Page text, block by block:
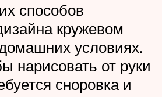
способов
кружевом
условиях.
нарисовать от руки
сноровка и